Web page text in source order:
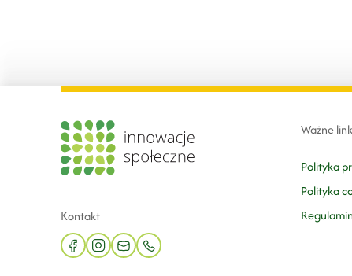
Kontakt
facebookinstagram
mail phone
Ważne
Polityka
Polityka
Regulamin